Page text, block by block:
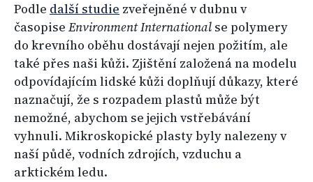
Podle další studie zveřejněné v dubnu v
časopise Environment International se polymery
do krevního oběhu dostávají nejen požitím, ale
také přes naši kůži. Zjištění založená na modelu
odpovídajícím lidské kůži doplňují důkazy, které
naznačují, že s rozpadem plastů může být
nemožné, abychom se jejich vstřebávání
vyhnuli. Mikroskopické plasty byly nalezeny v
naší půdě, vodních zdrojích, vzduchu a
arktickém ledu.